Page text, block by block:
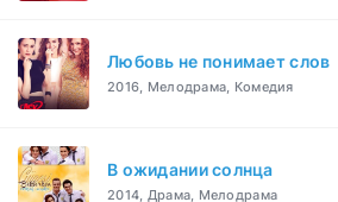
Любовь не понимает слов
2016, Мелодрама, Комедия
В ожидании солнца
2014, Драма, Мелодрама